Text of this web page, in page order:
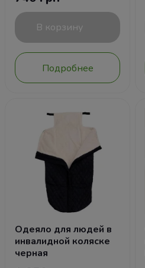
В корзину
Подробнее
Одеяло для людей в
инвалидной коляске
черная